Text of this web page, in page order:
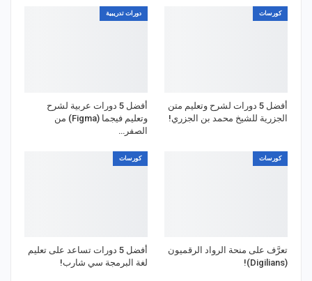
كورسات
أفضل 5 دورات لشرح وتعليم متن
الجزرية للشيخ محمد بن الجزري!
دورات تدريبية
أفضل 5 دورات عربية لشرح
وتعليم فيجما (Figma) من
الصفر…
كورسات
تعرَّف على منحة الرواد الرقميون
(Digilians)!
كورسات
أفضل 5 دورات تساعد على تعليم
لغة البرمجة سي شارب!